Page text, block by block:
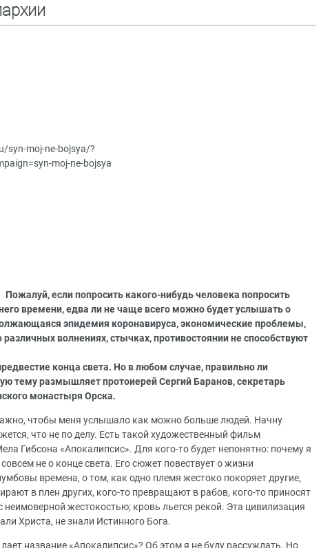
syn-moj-ne-bojsya/?
moj-ne-bojsya
Пожалуй, если попросить какого-нибудь человека попросить
времени, едва ли не чаще всего можно будет услышать о
эпидемия коронавируса, экономические проблемы,
волнениях, стычках, противостоянии не способствуют
конца света. Но в любом случае, правильно ли
тему размышляет протоиерей Сергий Баранов, секретарь
монастыря Орска.
чтобы меня услышало как можно больше людей. Начну
что не по делу. Есть такой художественный фильм
Гибсона «Апокалипсис». Для кого-то будет непонятно: почему я
не о конце света. Его сюжет повествует о жизни
времена, о том, как одно племя жестоко покоряет другие,
в плен других, кого-то превращают в рабов, кого-то приносят
жестокостью; кровь льется рекой. Эта цивилизация
Христа, не знали Истинного Бога.